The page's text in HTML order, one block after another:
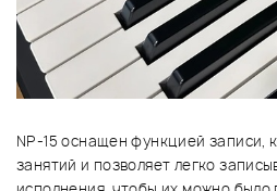
NP-15 оснащен функцией записи,
занятий и позволяет легко